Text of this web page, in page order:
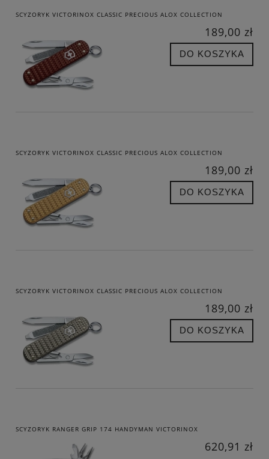
SCYZORYK VICTORINOX CLASSIC PRECIOUS ALOX COLLECTION
189,00 zł
DO KOSZYKA
SCYZORYK VICTORINOX CLASSIC PRECIOUS ALOX COLLECTION
189,00 zł
DO KOSZYKA
SCYZORYK VICTORINOX CLASSIC PRECIOUS ALOX COLLECTION
189,00 zł
DO KOSZYKA
SCYZORYK RANGER GRIP 174 HANDYMAN VICTORINOX
620,91 zł